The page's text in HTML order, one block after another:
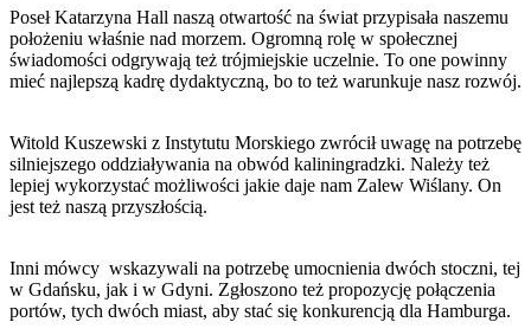
Poseł Katarzyna Hall naszą otwartość na świat przypisała naszemu
położeniu właśnie nad morzem. Ogromną rolę w społecznej
świadomości odgrywają też trójmiejskie uczelnie. To one powinny
mieć najlepszą kadrę dydaktyczną, bo to też warunkuje nasz rozwój.
Witold Kuszewski z Instytutu Morskiego zwrócił uwagę na potrzebę
silniejszego oddziaływania na obwód kaliningradzki. Należy też
lepiej wykorzystać możliwości jakie daje nam Zalew Wiślany. On
jest też naszą przyszłością.
Inni mówcy wskazywali na potrzebę umocnienia dwóch stoczni, tej
w Gdańsku, jak i w Gdyni. Zgłoszono też propozycję połączenia
portów, tych dwóch miast, aby stać się konkurencją dla Hamburga.